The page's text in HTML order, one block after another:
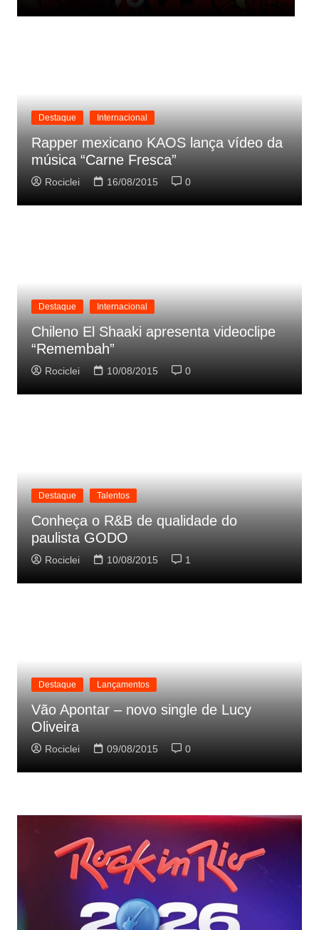
Destaque Internacional
Rapper mexicano KAOS lança vídeo da
música “Carne Fresca”
Rociclei 16/08/2015 0
Destaque Internacional
Chileno El Shaaki apresenta videoclipe
“Remembah”
Rociclei 10/08/2015 0
Destaque Talentos
Conheça o R&B de qualidade do
paulista GODO
Rociclei 10/08/2015 1
Destaque Lançamentos
Vão Apontar – novo single de Lucy
Oliveira
Rociclei 09/08/2015 0